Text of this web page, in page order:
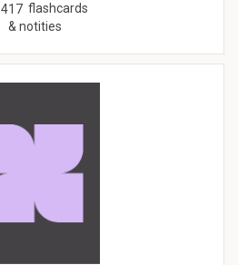
417 flashcards
& notities